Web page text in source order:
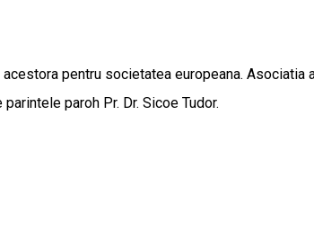
pentru societatea europeana. Asociatia
paroh Pr. Dr. Sicoe Tudor.